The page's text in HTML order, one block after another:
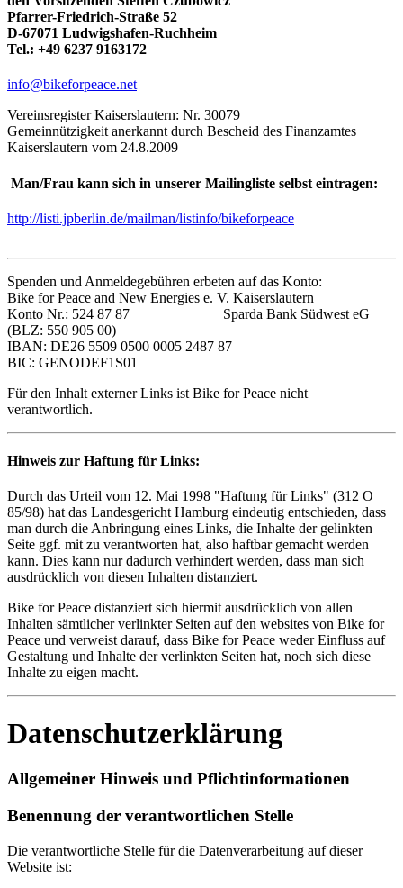
Pfarrer-Friedrich-Straße 52
D-67071 Ludwigshafen-Ruchheim
Tel.: +49 6237 9163172
info@bikeforpeace.net
Vereinsregister Kaiserslautern: Nr. 30079
Gemeinnützigkeit anerkannt durch Bescheid des Finanzamtes
Kaiserslautern vom 24.8.2009
Man/Frau kann sich in unserer Mailingliste selbst eintragen:
http://listi.jpberlin.de/mailman/listinfo/bikeforpeace
Spenden und Anmeldegebühren erbeten auf das Konto:
Bike for Peace and New Energies e. V. Kaiserslautern
Konto Nr.: 524 87 87 Sparda Bank Südwest eG
(BLZ: 550 905 00)
IBAN: DE26 5509 0500 0005 2487 87
BIC: GENODEF1S01
Für den Inhalt externer Links ist Bike for Peace nicht
verantwortlich.
Hinweis zur Haftung für Links:
Durch das Urteil vom 12. Mai 1998 "Haftung für Links" (312 O
85/98) hat das Landesgericht Hamburg eindeutig entschieden, dass
man durch die Anbringung eines Links, die Inhalte der gelinkten
Seite ggf. mit zu verantworten hat, also haftbar gemacht werden
kann. Dies kann nur dadurch verhindert werden, dass man sich
ausdrücklich von diesen Inhalten distanziert.
Bike for Peace distanziert sich hiermit ausdrücklich von allen
Inhalten sämtlicher verlinkter Seiten auf den websites von Bike for
Peace und verweist darauf, dass Bike for Peace weder Einfluss auf
Gestaltung und Inhalte der verlinkten Seiten hat, noch sich diese
Inhalte zu eigen macht.
Datenschutzerklärung
Allgemeiner Hinweis und Pflichtinformationen
Benennung der verantwortlichen Stelle
Die verantwortliche Stelle für die Datenverarbeitung auf dieser
Website ist: